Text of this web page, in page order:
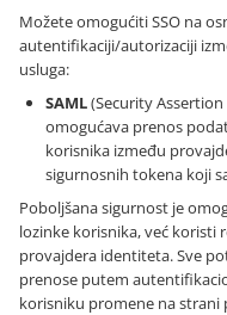
Možete omogućiti SSO na
autentifikaciji/autorizaciji
usluga:
SAML(Security
omogućava prenos
korisnika između
sigurnosnih tokena koji
Poboljšana sigurnost je
lozinke korisnika, već koristi
provajdera identiteta. Sve
prenose putem
korisniku promene na